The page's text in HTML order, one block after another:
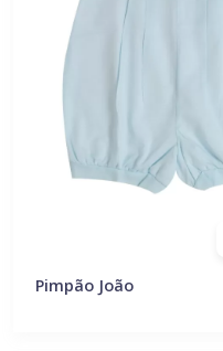
Pimpão João